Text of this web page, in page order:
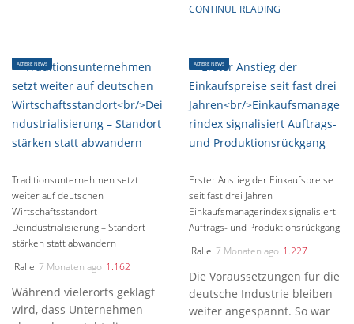
CONTINUE READING
ÄLTERE NEWS
Traditionsunternehmen setzt
weiter auf deutschen
Wirtschaftsstandort
Deindustrialisierung – Standort
stärken statt abwandern
Ralle 7 Monaten ago 1.162
Während vielerorts geklagt
wird, dass Unternehmen
ÄLTERE NEWS
Erster Anstieg der Einkaufspreise
seit fast drei Jahren
Einkaufsmanagerindex signalisiert
Auftrags- und Produktionsrückgang
Ralle 7 Monaten ago 1.227
Die Voraussetzungen für die
deutsche Industrie bleiben
weiter angespannt. So war